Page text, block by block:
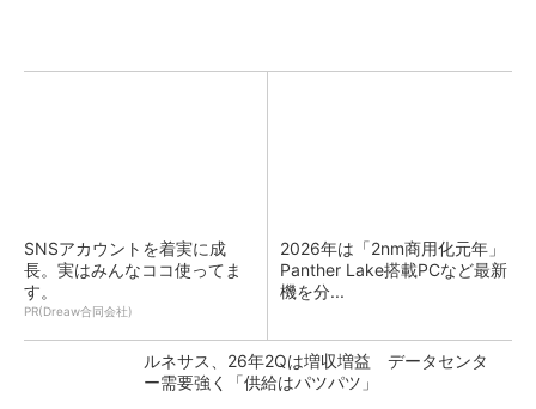
SNSアカウントを着実に成
長。実はみんなココ使ってま
す。
PR(Dreaw合同会社)
2026年は「2nm商用化元年」
Panther Lake搭載PCなど最新
機を分...
ルネサス、26年2Qは増収増益 データセンタ
ー需要強く「供給はパツパツ」